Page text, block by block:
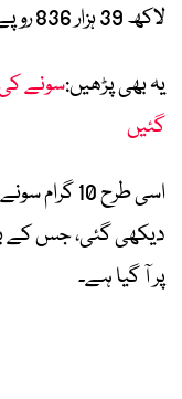
لاکھ 39 ہزار 836 روپے کی سطح پر بند ہوا۔
یہ بھی پڑھیں:سونے
گئیں
پر آ گیا ہے۔